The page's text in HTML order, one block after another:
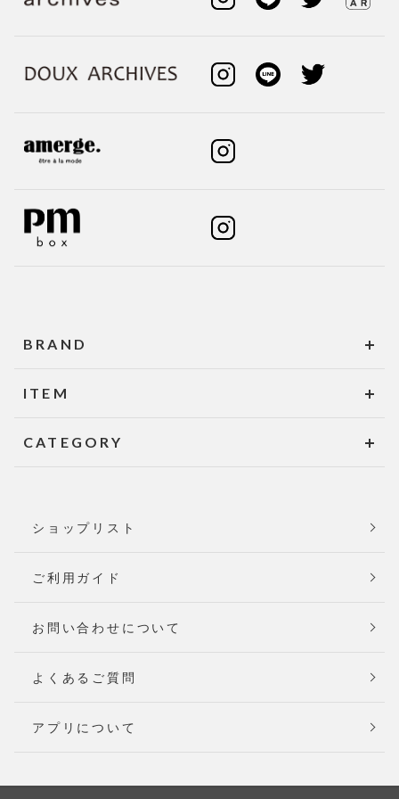
BRAND
ITEM
CATEGORY
ショップリスト
ご利用ガイド
お問い合わせについて
よくあるご質問
アプリについて